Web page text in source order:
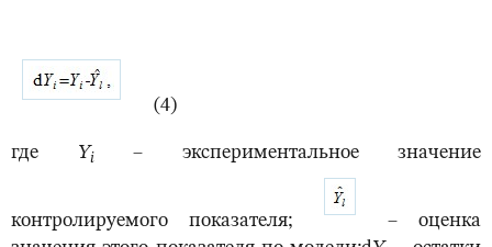
(4)
где Yi– экспериментальное значение
контролируемого показателя;
– оценка